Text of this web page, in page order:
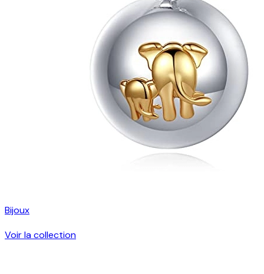
Bijoux
Voir la collection